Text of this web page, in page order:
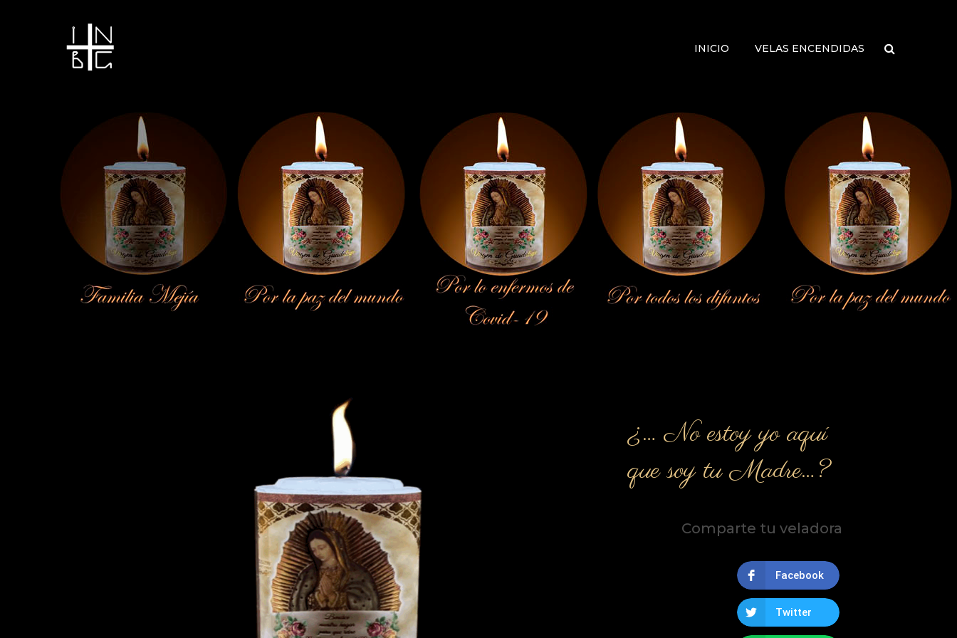
INICIO VELAS ENCENDIDAS
Vela encendida
¿… No estoy yo aquí
que soy tu Madre…?
Comparte tu veladora
Facebook
Twitter